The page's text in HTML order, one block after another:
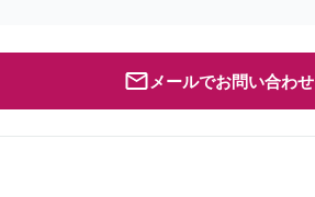
メールでお問い合わせ